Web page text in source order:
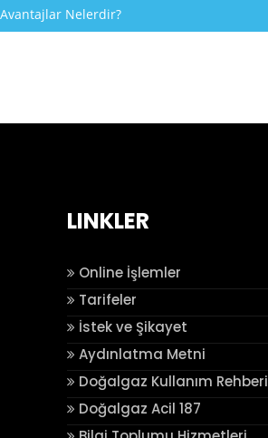
Avantajlar Nelerdir?
LINKLER
Online İşlemler
Tarifeler
İstek ve Şikayet
Aydınlatma Metni
Doğalgaz Kullanım Rehberi
Doğalgaz Acil 187